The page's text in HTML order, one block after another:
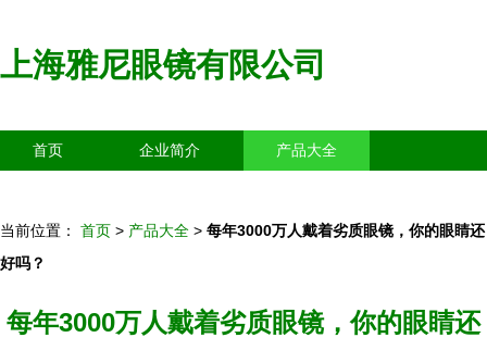
上海雅尼眼镜有限公司
首页 企业简介 产品大全
当前位置： 首页 > 产品大全 > 每年3000万人戴着劣质眼镜，你的眼睛还
好吗？
每年3000万人戴着劣质眼镜，你的眼睛还